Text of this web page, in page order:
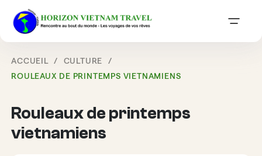
ACCUEIL
CULTURE
ROULEAUX DE PRINTEMPS VIETNAMIENS
Rouleaux de printemps
vietnamiens